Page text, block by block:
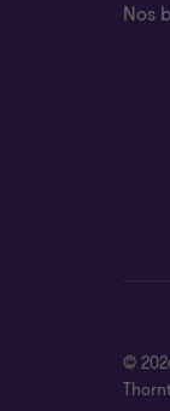
Nos
©